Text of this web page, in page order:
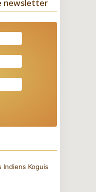
newsletter
Indiens Koguis